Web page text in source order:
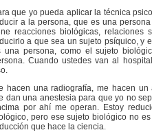
que yo pueda aplicar la técnica
a la persona, que es una
reacciones biológicas, relaciones
a que sea un sujeto psíquico, y
una persona, como el sujeto
Cuando ustedes van al
hacen una radiografía, me hacen
dan una anestesia para que yo no
por ahí me operan. Estoy
pero ese sujeto biológico no
que hace la ciencia.